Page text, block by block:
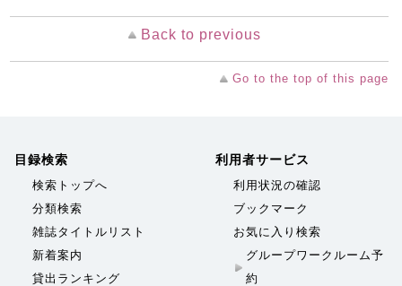
Back to previous
Go to the top of this page
目録検索
検索トップへ
分類検索
雑誌タイトルリスト
新着案内
貸出ランキング
利用者サービス
利用状況の確認
ブックマーク
お気に入り検索
グループワークルーム予
約